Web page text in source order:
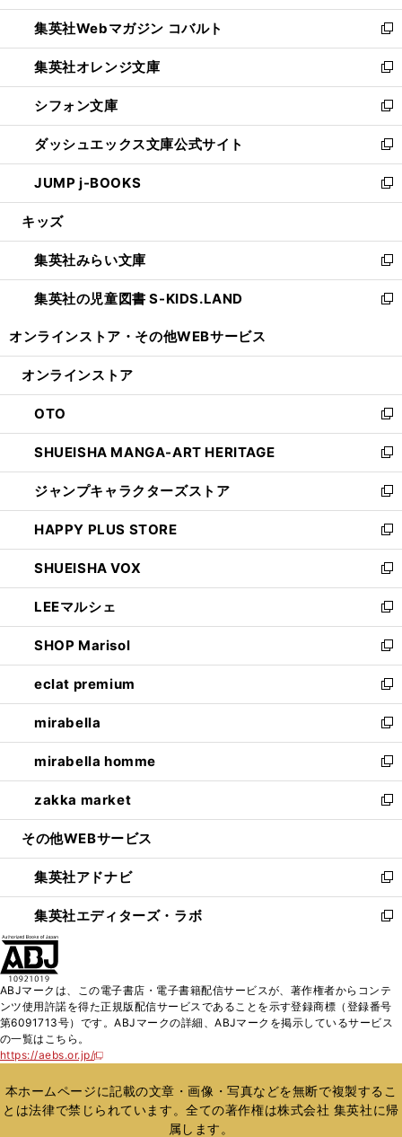
開
く
ウ
で
開
く
ン
ド
ウ
で
開
く
ウ
ィ
ン
ド
ウ
で
開
く
集英社Webマガジン コバルト
新
し
い
ウ
ィ
ン
ド
ウ
で
開
集英社オレンジ文庫
新
し
い
ウ
ィ
ン
ド
ウ
開
く
シフォン文庫
新
し
い
ウ
ィ
ン
ウ
で
開
く
ダッシュエックス文庫公式サイト
新
し
い
ウ
ン
ド
ウ
で
JUMP j-BOOKS
新
し
ウ
ィ
ン
ド
開
キッズ
集英社みらい文庫
新
し
い
ン
ウ
で
開
く
集英社の児童図書 S-KIDS.LAND
新
ウ
ン
ド
ウ
で
開
く
オンラインストア・ その他WEBサービス
オンラインストア
OTO
新
し
い
ウ
ィ
ン
ド
ウ
で
開
く
SHUEISHA MANGA-ART HERITAGE
新
し
い
ウ
ィ
ン
ド
ウ
で
開
く
ジャンプキャラクターズストア
新
し
い
ウ
ィ
ン
ド
ウ
で
開
く
HAPPY PLUS STORE
新
し
い
ウ
ィ
ン
ド
ウ
で
開
く
SHUEISHA VOX
新
し
い
ウ
ィ
ン
ド
ウ
で
開
く
LEEマルシェ
新
し
い
ウ
ィ
ン
ド
ウ
で
開
く
SHOP Marisol
新
し
い
ウ
ィ
ン
ド
ウ
で
開
eclat premium
新
し
い
ウ
ィ
ン
ド
ウ
開
く
mirabella
新
し
い
ウ
ィ
ン
ウ
で
開
く
mirabella homme
新
し
い
ウ
ン
ド
ウ
で
zakka market
新
し
ウ
ィ
ン
ド
く
その他WEBサービス
集英社アドナビ
新
し
い
ド
ウ
で
集英社エディターズ・ラボ
新
ィ
ン
ド
開
く
ABJマークは、この電子書店・電子書籍配信サービスが、著作権者からコンテ
ンツ使用許諾を得た正規版配信サービスであることを示す登録商標（登録番号
第6091713号）です。ABJマークの詳細、ABJマークを掲示しているサービス
の一覧はこちら。
https://aebs.or.jp/
新
い
ウ
ィ
本ホームページに記載の文章・画像・写真などを無断で複製するこ
とは法律で禁じられています。全ての著作権は株式会社 集英社に帰
属します。